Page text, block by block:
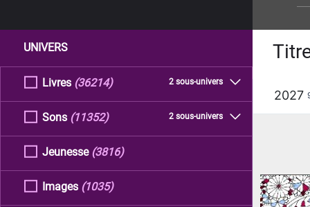
UNIVERS
Livres 2 sous-univers
(36214)
Sons 2 sous-univers
(11352)
Jeunesse (3816)
Images (1035)
2027